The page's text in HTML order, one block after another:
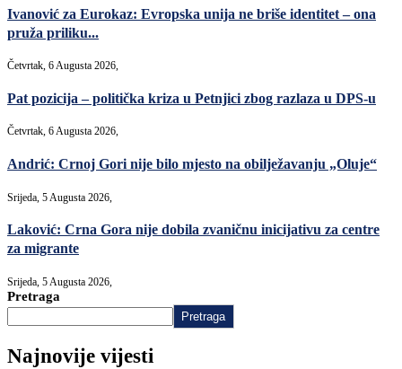
Ivanović za Eurokaz: Evropska unija ne briše identitet – ona
pruža priliku...
Četvrtak, 6 Augusta 2026,
Pat pozicija – politička kriza u Petnjici zbog razlaza u DPS-u
Četvrtak, 6 Augusta 2026,
Andrić: Crnoj Gori nije bilo mjesto na obilježavanju „Oluje“
Srijeda, 5 Augusta 2026,
Laković: Crna Gora nije dobila zvaničnu inicijativu za centre
za migrante
Srijeda, 5 Augusta 2026,
Pretraga
Pretraga
Najnovije vijesti